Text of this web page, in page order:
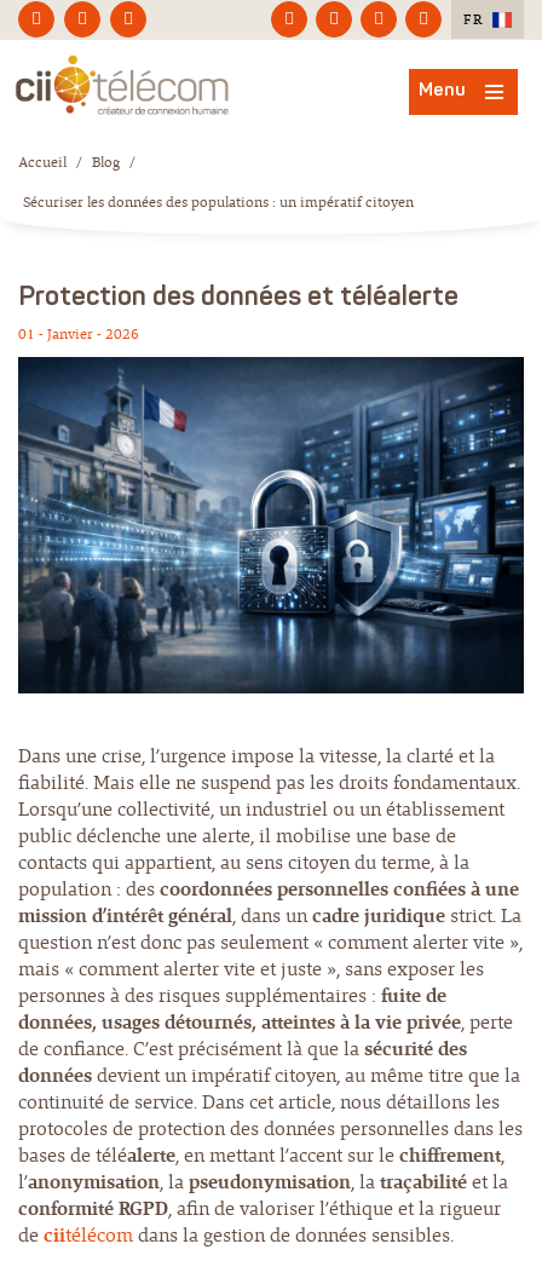
FR
Menu
Accueil / Blog /
Sécuriser les données des populations : un impératif citoyen
Protection des données et téléalerte
01 - Janvier - 2026
Dans une crise, l’urgence impose la vitesse, la clarté et la
fiabilité. Mais elle ne suspend pas les droits fondamentaux.
Lorsqu’une collectivité, un industriel ou un établissement
public déclenche une alerte, il mobilise une base de
contacts qui appartient, au sens citoyen du terme, à la
population : descoordonnées personnelles confiées à une
mission d’intérêt général, dans uncadre juridique strict. La
question n’est donc pas seulement « comment alerter vite »,
mais « comment alerter vite et juste », sans exposer les
personnes à des risques supplémentaires : fuite de
données, usages détournés, atteintes à la vie privée, perte
de confiance. C’est précisément là que lasécurité des
donnéesdevient un impératif citoyen, au même titre que la
continuité de service. Dans cet article, nous détaillons les
protocoles de protection des données personnelles dans les
bases de téléalerte, en mettant l’accent sur lechiffrement,
l’anonymisation, lapseudonymisation, latraçabilitéet la
conformité RGPD, afin de valoriser l’éthique et la rigueur
deciitélécomdans la gestion de données sensibles.